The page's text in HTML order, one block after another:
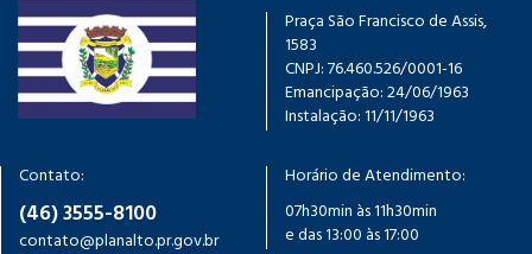
Praça São Francisco de Assis,
1583
CNPJ: 76.460.526/0001-16
Emancipação: 24/06/1963
Instalação: 11/11/1963
Contato:
(46) 3555-8100
contato@planalto.pr.gov.br
Horário de Atendimento:
07h30min às 11h30min
e das 13:00 às 17:00